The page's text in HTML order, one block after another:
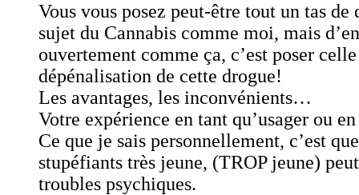
Vous vous posez peut-être tout un tas de
sujet du Cannabis comme moi, mais
ouvertement comme ça, c’est poser
dépénalisation de cette drogue!
Les avantages, les inconvénients…
Votre expérience en tant qu’usager ou
Ce que je sais personnellement, c’est
stupéfiants très jeune, (TROP jeune)
troubles psychiques.